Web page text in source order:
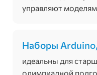
управляют
Наборы
идеальны для
олимпиадной